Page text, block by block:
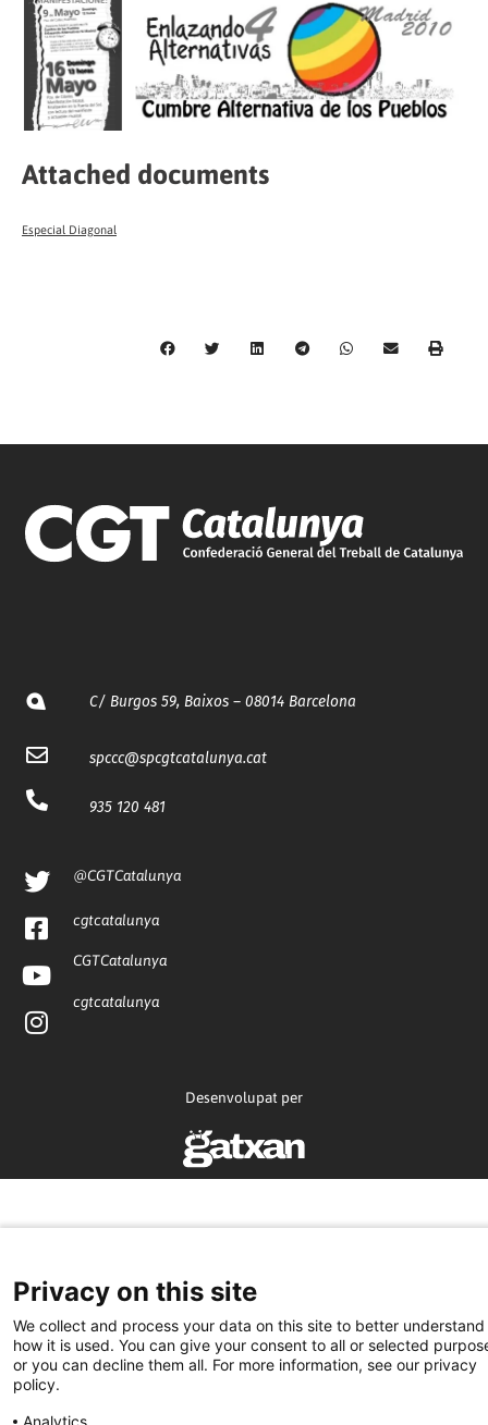
Attached documents
Especial Diagonal
C/ Burgos 59, Baixos – 08014 Barcelona
spccc@spcgtcatalunya.cat
935 120 481
@CGTCatalunya
cgtcatalunya
CGTCatalunya
cgtcatalunya
Desenvolupat per
Privacy on this site
We collect and process your data on this site to better understand
how it is used. You can give your consent to all or selected
or you can decline them all. For more information, see our privacy
policy.
Analytics